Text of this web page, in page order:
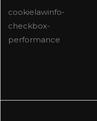
cookielawinfo-
checkbox-
performance